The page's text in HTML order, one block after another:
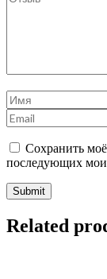
Сохранить
последующих
Related